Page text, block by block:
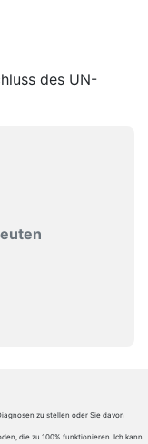
des UN-
zu stellen oder Sie davon
die zu 100% funktionieren. Ich kann